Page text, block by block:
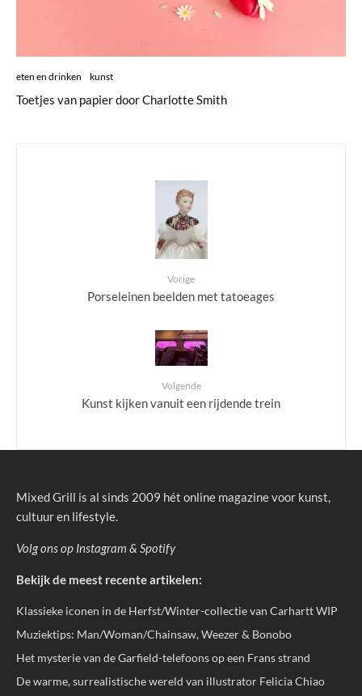
eten en drinken kunst
Toetjes van papier door Charlotte Smith
Vorige
Porseleinen beelden met tatoeages
Volgende
Kunst kijken vanuit een rijdende trein
Mixed Grill is al sinds 2009 hét online magazine voor kunst,
cultuur en lifestyle.
Volg ons op Instagram & Spotify
Bekijk de meest recente artikelen:
Klassieke iconen in de Herfst/Winter-collectie van Carhartt WIP
Muziektips: Man/Woman/Chainsaw, Weezer & Bonobo
Het mysterie van de Garfield-telefoons op een Frans strand
De warme, surrealistische wereld van illustrator Felicia Chiao